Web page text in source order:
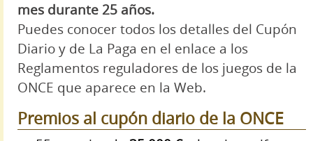
mes durante 25 años.
Puedes conocer todos los detalles del Cupón
Diario y de La Paga en el enlace a los
Reglamentos reguladores de los juegos de la
ONCE que aparece en la Web.
Premios al cupón diario de la ONCE